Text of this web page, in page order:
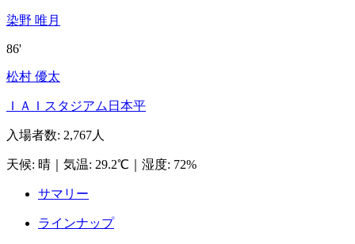
染野 唯月
86'
松村 優太
ＩＡＩスタジアム日本平
入場者数: 2,767人
天候: 晴 気温: 29.2℃ 湿度: 72%
サマリー
ラインナップ